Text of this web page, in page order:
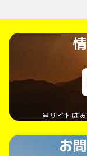
当サイトは
お